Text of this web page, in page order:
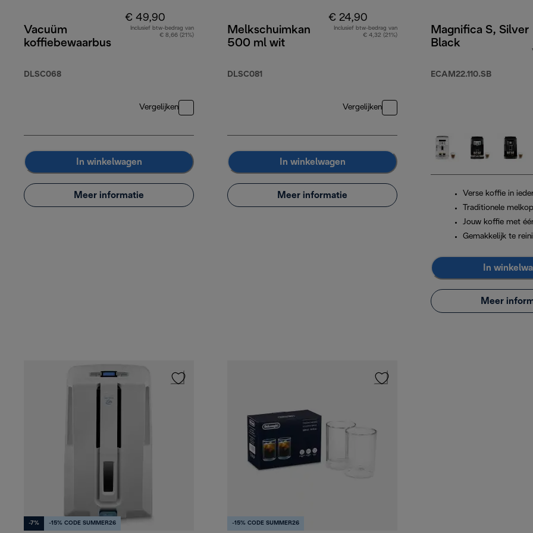
Vacuüm
koffiebewaarbus
DLSC068
€ 49,90
Inclusief btw-bedrag van
€ 8,66 (21%)
Vergelijken
In winkelwagen
Meer informatie
Melkschuimkan
500 ml wit
DLSC081
€ 24,90
Inclusief btw-bedrag van
€ 4,32 (21%)
Vergelijken
In winkelwagen
Meer informatie
Magnifica S, Silver
Black
ECAM22.110.SB
Verse koffie in
Traditionele
Jouw koffie met
Gemakkelijk te
In
Meer
-7% -15% CODE SUMMER26 -15% CODE SUMMER26